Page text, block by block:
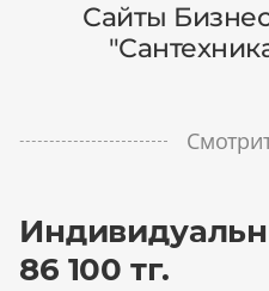
Сайты
86 100 тг.